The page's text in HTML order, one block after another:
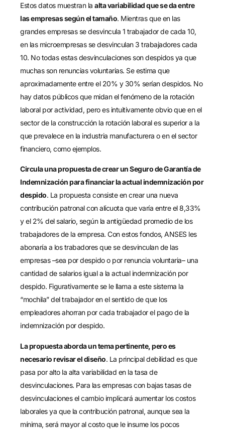
Estos datos muestran la alta variabilidad que se da entre
las empresas según el tamaño. Mientras que en las
grandes empresas se desvincula 1 trabajador de cada 10,
en las microempresas se desvinculan 3 trabajadores cada
10. No todas estas desvinculaciones son despidos ya que
muchas son renuncias voluntarias. Se estima que
aproximadamente entre el 20% y 30% serían despidos. No
hay datos públicos que midan el fenómeno de la rotación
laboral por actividad, pero es intuitivamente obvio que en el
sector de la construcción la rotación laboral es superior a la
que prevalece en la industria manufacturera o en el sector
financiero, como ejemplos.
Circula una propuesta de crear un Seguro de Garantía de
Indemnización para financiar la actual indemnización por
despido. La propuesta consiste en crear una nueva
contribución patronal con alícuota que varía entre el 8,33%
y el 2% del salario, según la antigüedad promedio de los
trabajadores de la empresa. Con estos fondos, ANSES les
abonaría a los trabadores que se desvinculan de las
empresas –sea por despido o por renuncia voluntaria– una
cantidad de salarios igual a la actual indemnización por
despido. Figurativamente se le llama a este sistema la
“mochila” del trabajador en el sentido de que los
empleadores ahorran por cada trabajador el pago de la
indemnización por despido.
La propuesta aborda un tema pertinente, pero es
necesario revisar el diseño. La principal debilidad es que
pasa por alto la alta variabilidad en la tasa de
desvinculaciones. Para las empresas con bajas tasas de
desvinculaciones el cambio implicará aumentar los costos
laborales ya que la contribución patronal, aunque sea la
mínima, será mayor al costo que le insume los pocos